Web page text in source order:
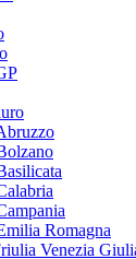
Romagna
Venezia